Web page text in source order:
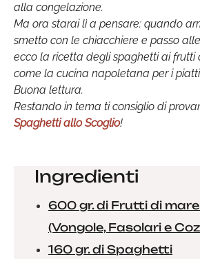
alla congelazione.
Ma ora starai lì a pensare: quando
smetto con le chiacchiere e passo
ecco la ricetta degli spaghetti ai frutti
come la cucina napoletana per i
Buona lettura.
Restando in tema ti consiglio di
Spaghetti allo Scoglio!
Ingredienti
600 gr. di Frutti di
(Vongole, Fasolari e
160 gr. di Spaghetti